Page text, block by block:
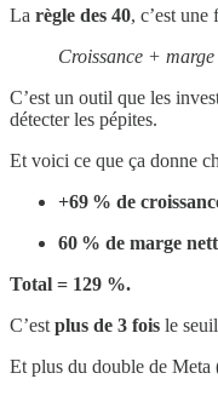
La règle des 40, c’est
Croissance +
C’est un outil que les
détecter les pépites.
Et voici ce que ça donne
+69 % de
60 % de marge
Total = 129 %.
C’est plus de 3 fois le
Et plus du double de